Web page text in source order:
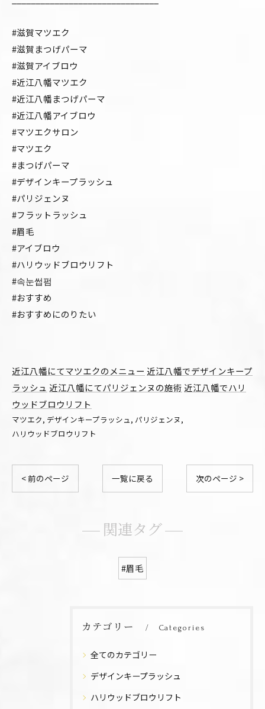
#滋賀マツエク
#滋賀まつげパーマ
#滋賀アイブロウ
#近江八幡マツエク
#近江八幡まつげパーマ
#近江八幡アイブロウ
#マツエクサロン
#マツエク
#まつげパーマ
#デザインキープラッシュ
#パリジェンヌ
#フラットラッシュ
#眉毛
#アイブロウ
#ハリウッドブロウリフト
#속눈썹펌
#おすすめ
#おすすめにのりたい
近江八幡にてマツエクのメニュー 近江八幡でデザインキープ
ラッシュ 近江八幡にてパリジェンヌの施術 近江八幡でハリ
ウッドブロウリフト
マツエク デザインキープラッシュ パリジェンヌ
ハリウッドブロウリフト
< 前のページ 一覧に戻る 次のページ >
関連タグ
#眉毛
カテゴリー Categories
全てのカテゴリー
デザインキープラッシュ
ハリウッドブロウリフト